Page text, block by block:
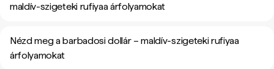
maldív-szigeteki rufiyaa árfolyamokat
Nézd meg a barbadosi dollár – maldív-szigeteki rufiyaa
árfolyamokat